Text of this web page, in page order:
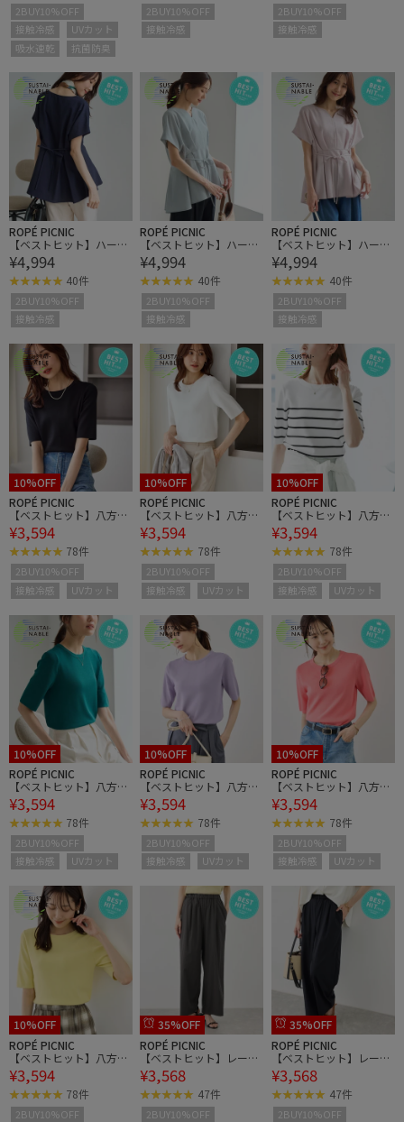
2BUY10%OFF
接触冷感
UVカット
吸水速乾
抗菌防臭
2BUY10%OFF
接触冷感
2BUY10%OFF
接触冷感
ROPÉ PICNIC
【ベストヒット】ハート
ネックペプラムブラウ
ス/接触冷感
¥4,994
40件
2BUY10%OFF
接触冷感
ROPÉ PICNIC
【ベストヒット】ハート
ネックペプラムブラウ
ス/接触冷感
¥4,994
40件
2BUY10%OFF
接触冷感
ROPÉ PICNIC
【ベストヒット】ハート
ネックペプラムブラウ
ス/接触冷感
¥4,994
40件
2BUY10%OFF
接触冷感
10%OFF
ROPÉ PICNIC
【ベストヒット】八方映
えニット ハーフスリーブ
ニット/UVカット・接触
冷感・イージーケア
¥3,594
78件
2BUY10%OFF
接触冷感
UVカット
10%OFF
ROPÉ PICNIC
【ベストヒット】八方映
えニット ハーフスリーブ
ニット/UVカット・接触
冷感・イージーケア
¥3,594
78件
2BUY10%OFF
接触冷感
UVカット
10%OFF
ROPÉ PICNIC
【ベストヒット】八方映
えニット ハーフスリーブ
ニット/UVカット・接触
冷感・イージーケア
¥3,594
78件
2BUY10%OFF
接触冷感
UVカット
10%OFF
ROPÉ PICNIC
【ベストヒット】八方映
えニット ハーフスリーブ
ニット/UVカット・接触
冷感・イージーケア
¥3,594
78件
2BUY10%OFF
接触冷感
UVカット
10%OFF
ROPÉ PICNIC
【ベストヒット】八方映
えニット ハーフスリーブ
ニット/UVカット・接触
冷感・イージーケア
¥3,594
78件
2BUY10%OFF
接触冷感
UVカット
10%OFF
ROPÉ PICNIC
【ベストヒット】八方映
えニット ハーフスリーブ
ニット/UVカット・接触
冷感・イージーケア
¥3,594
78件
2BUY10%OFF
接触冷感
UVカット
10%OFF
ROPÉ PICNIC
【ベストヒット】八方映
えニット ハーフスリーブ
ニット/UVカット・接触
冷感・イージーケア
¥3,594
78件
2BUY10%OFF
35%OFF
ROPÉ PICNIC
【ベストヒット】レーヨ
ンナイロンイージーワイ
ドパンツ/UVカット
¥3,568
47件
2BUY10%OFF
35%OFF
ROPÉ PICNIC
【ベストヒット】レーヨ
ンナイロンイージーワイ
ドパンツ/UVカット
¥3,568
47件
2BUY10%OFF